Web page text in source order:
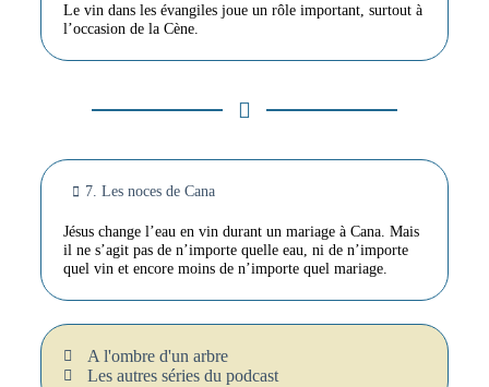
Le vin dans les évangiles joue un rôle important, surtout à
l’occasion de la Cène.
7. Les noces de Cana
Jésus change l’eau en vin durant un mariage à Cana. Mais
il ne s’agit pas de n’importe quelle eau, ni de n’importe
quel vin et encore moins de n’importe quel mariage.
A l'ombre d'un arbre
Les autres séries du podcast